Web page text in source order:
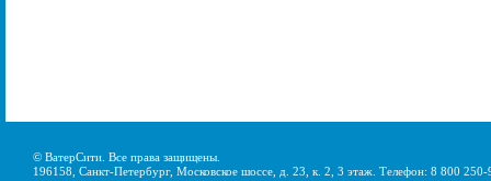
© ВатерСити. Все права защищены.
196158, Санкт-Петербург, Московское шоссе, д. 23, к. 2, 3 этаж. Телефон: 8 800